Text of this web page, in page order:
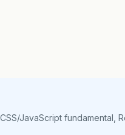
JavaScript fundamental,